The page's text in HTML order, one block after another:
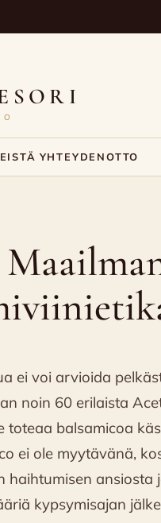
YHTEYDENOTTO
ei voi arvioida
noin 60 erilaista
toteaa balsamicoa
ei ole myytävänä,
haihtumisen ansiosta
kypsymisajan